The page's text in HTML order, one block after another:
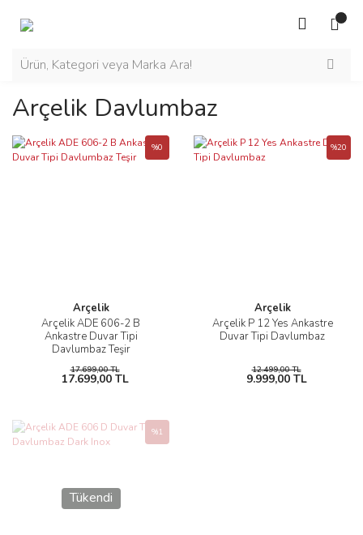
Arçelik Davlumbaz
Arçelik
Arçelik ADE 606-2 B
Ankastre Duvar Tipi
Davlumbaz Teşir
%0
17.699,00 TL
17.699,00 TL
Arçelik
Arçelik P 12 Yes Ankastre
Duvar Tipi Davlumbaz
%20
12.499,00 TL
9.999,00 TL
Tükendi
%1